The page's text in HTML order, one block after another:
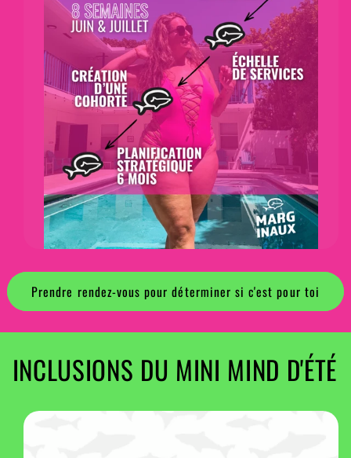
Prendre rendez-vous pour déterminer si c'est pour toi
INCLUSIONS DU MINI MIND D'ÉTÉ